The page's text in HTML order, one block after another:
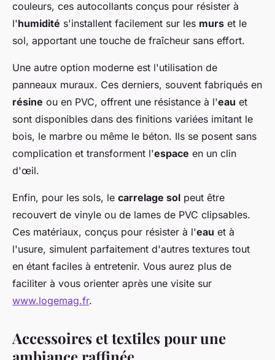
couleurs, ces autocollants conçus pour résister à
l'humidité s'installent facilement sur les murs et le
sol, apportant une touche de fraîcheur sans effort.
Une autre option moderne est l'utilisation de
panneaux muraux. Ces derniers, souvent fabriqués en
résine ou en PVC, offrent une résistance à l'eau et
sont disponibles dans des finitions variées imitant le
bois, le marbre ou même le béton. Ils se posent sans
complication et transforment l'espace en un clin
d'œil.
Enfin, pour les sols, le carrelage sol peut être
recouvert de vinyle ou de lames de PVC clipsables.
Ces matériaux, conçus pour résister à l'eau et à
l'usure, simulent parfaitement d'autres textures tout
en étant faciles à entretenir. Vous aurez plus de
faciliter à vous orienter après une visite sur
www.logemag.fr.
Accessoires et textiles pour une